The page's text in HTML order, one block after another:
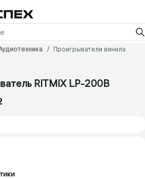
Проигрыватели винила
RITMIX LP-200B